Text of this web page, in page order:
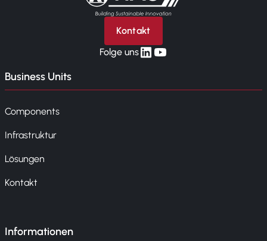
Kontakt
Folge unslinkedin
yt
Business Units
Components
Infrastruktur
Lösungen
Kontakt
Informationen